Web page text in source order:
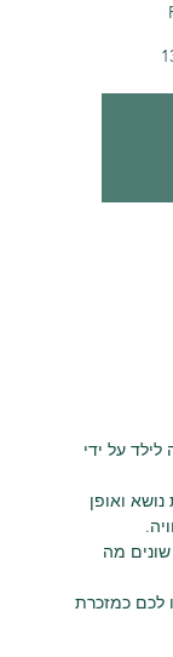
על ידי
ואופן
מה
לכם כמזכרת